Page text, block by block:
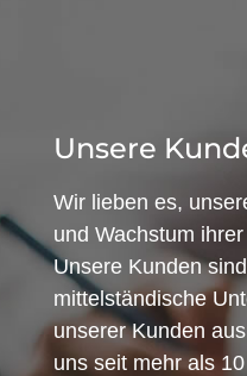
Unsere
Wir lieben es,
und Wachstum
Unsere Kunden
mittelständische
unserer Kunden
uns seit mehr als